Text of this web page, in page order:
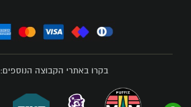
בקרו באתרי הקבוצה הנוספים: